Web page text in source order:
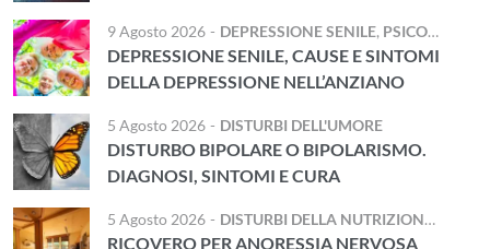
9 Agosto 2026 - DEPRESSIONE SENILE, PSICOGERIATRIA
DEPRESSIONE SENILE, CAUSE E SINTOMI
DELLA DEPRESSIONE NELL’ANZIANO
5 Agosto 2026 - DISTURBI DELL'UMORE
DISTURBO BIPOLARE O BIPOLARISMO.
DIAGNOSI, SINTOMI E CURA
5 Agosto 2026 - DISTURBI DELLA NUTRIZIONE E DELL'ALIMENTAZIONE
RICOVERO PER ANORESSIA NERVOSA